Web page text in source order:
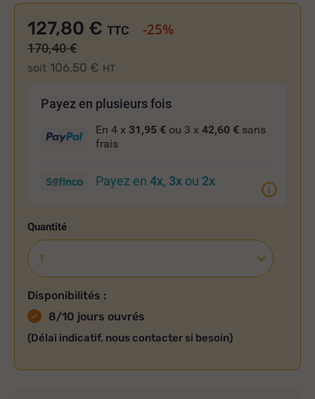
127,80 €
soit 106,50 € HT
TTC -25%
170,40 €
Payez en plusieurs fois
En 4 x 31,95 € ou 3 x 42,60 € sans
frais
Payez en 4x, 3x ou 2x
Quantité
Disponibilités :
8/10 jours ouvrés
(Délai indicatif, nous contacter si besoin)